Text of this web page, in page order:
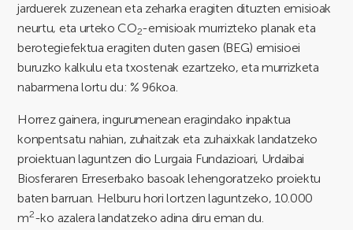
jarduerek zuzenean eta zeharka eragiten dituzten emisioak
neurtu, eta urteko CO2-emisioak murrizteko planak eta
berotegiefektua eragiten duten gasen (BEG) emisioei
buruzko kalkulu eta txostenak ezartzeko, eta murrizketa
nabarmena lortu du: % 96koa.
Horrez gainera, ingurumenean eragindako inpaktua
konpentsatu nahian, zuhaitzak eta zuhaixkak landatzeko
proiektuan laguntzen dio Lurgaia Fundazioari, Urdaibai
Biosferaren Erreserbako basoak lehengoratzeko proiektu
baten barruan. Helburu hori lortzen laguntzeko, 10.000
m2-ko azalera landatzeko adina diru eman du.